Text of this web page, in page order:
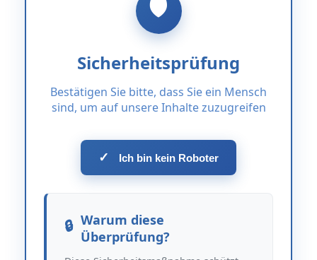
Sicherheitsprüfung
Bestätigen Sie bitte, dass Sie ein Mensch
sind, um auf unsere Inhalte zuzugreifen
✓ Ich bin kein Roboter
Warum diese
Überprüfung?